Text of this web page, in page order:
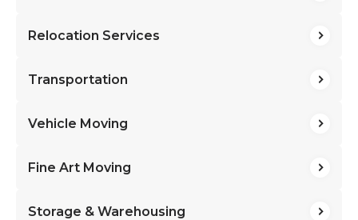
Relocation Services
Transportation
Vehicle Moving
Fine Art Moving
Storage & Warehousing